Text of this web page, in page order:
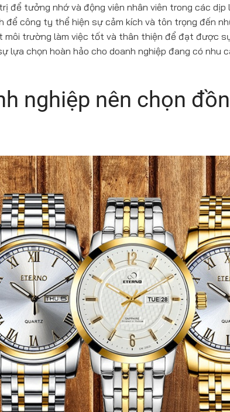
để tưởng nhớ và động viên nhân viên trong các
để công ty thể hiện sự cảm kích và tôn trọng đến
môi trường làm việc tốt và thân thiện để đạt được
lựa chọn hoàn hảo cho doanh nghiệp đang có nhu
nghiệp nên chọn